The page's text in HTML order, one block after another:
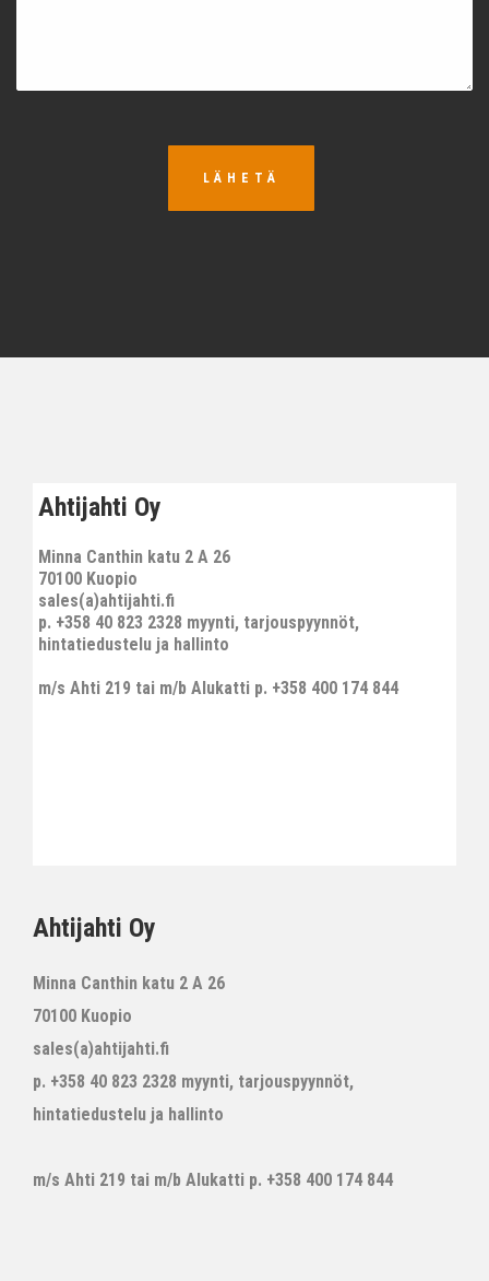
LÄHETÄ
Ahtijahti Oy
Minna Canthin katu 2 A 26
70100 Kuopio
sales(a)ahtijahti.fi
p. +358 40 823 2328 myynti, tarjouspyynnöt,
hintatiedustelu ja hallinto
m/s Ahti 219 tai m/b Alukatti p. +358 400 174 844
Ahtijahti Oy
Minna Canthin katu 2 A 26
70100 Kuopio
sales(a)ahtijahti.fi
p. +358 40 823 2328 myynti, tarjouspyynnöt,
hintatiedustelu ja hallinto
m/s Ahti 219 tai m/b Alukatti p. +358 400 174 844